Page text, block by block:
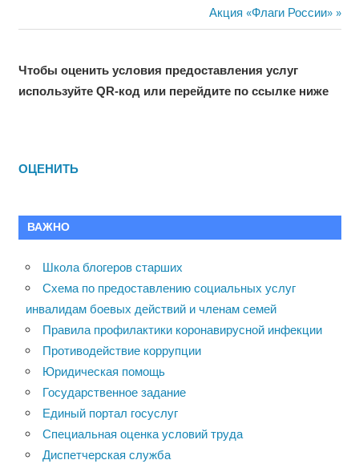
Next
Post:
Акция «Флаги России»
Чтобы оценить условия предоставления услуг
используйте QR-код или перейдите по ссылке ниже
ОЦЕНИТЬ
ВАЖНО
Школа блогеров старших
Схема по предоставлению социальных услуг
инвалидам боевых действий и членам семей
Правила профилактики коронавирусной инфекции
Противодействие коррупции
Юридическая помощь
Государственное задание
Единый портал госуслуг
Специальная оценка условий труда
Диспетчерская служба